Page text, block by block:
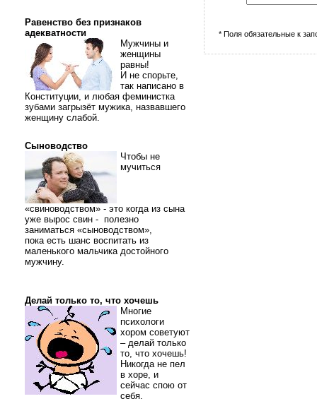
Равенство без признаков
адекватности
Мужчины и
женщины
равны!
И не спорьте,
так написано в
Конституции, и любая феминистка
зубами загрызёт мужика, назвавшего
женщину слабой.
Сыноводство
Чтобы не
мучиться
«свиноводством» - это когда из сына
уже вырос свин - полезно
заниматься «сыноводством»,
пока есть шанс воспитать из
маленького мальчика достойного
мужчину.
Делай только то, что хочешь
Многие
психологи
хором советуют
– делай только
то, что хочешь!
Никогда не пел
в хоре, и
сейчас спою от
себя.
* Поля обязательные к